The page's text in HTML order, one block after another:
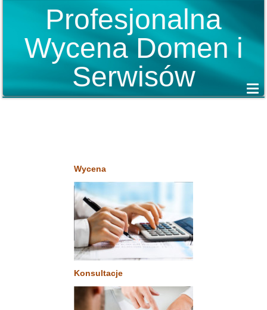
Profesjonalna
Wycena Domen i
Serwisów
Wycena
Konsultacje